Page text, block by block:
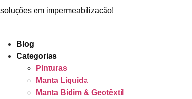
soluções em impermeabilizacão!
Blog
Categorias
Pinturas
Manta Líquida
Manta Bidim & Geotêxtil